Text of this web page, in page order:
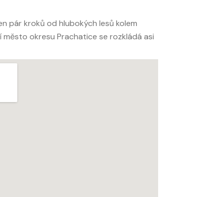
pár kroků od hlubokých lesů kolem
okresu Prachatice se rozkládá asi